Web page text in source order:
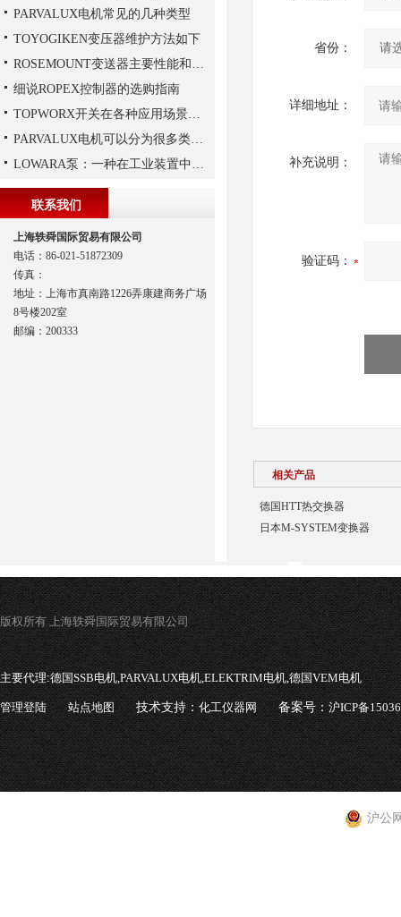
省份：
详细地址：
补充说明：
验证码：
相关产品
德国HTT热交换器
日本M-SYSTEM变换器
PARVALUX电机常见的几种类型
TOYOGIKEN变压器维护方法如下
ROSEMOUNT变送器主要性能和结构
细说ROPEX控制器的选购指南
TOPWORX开关在各种应用场景中的功能
PARVALUX电机可以分为很多类，常见的有哪两种，它们的区别是什么？
LOWARA泵：一种在工业装置中广泛使用的泵
联系我们
上海轶舜国际贸易有限公司
电话：86-021-51872309
传真：
地址：上海市真南路1226弄康建商务广场
8号楼202室
邮编：200333
版权所有 上海轶舜国际贸易有限公司
主要代理:德国SSB电机,PARVALUX电机,ELEKTRIM电机,德国VEM电机
管理登陆 站点地图 技术支持：化工仪器网 备案号：沪ICP备
沪公